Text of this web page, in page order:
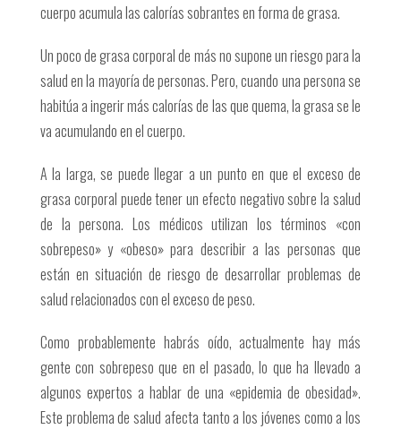
cuerpo acumula las calorías sobrantes en forma de grasa.
Un poco de grasa corporal de más no supone un riesgo para la
salud en la mayoría de personas. Pero, cuando una persona se
habitúa a ingerir más calorías de las que quema, la grasa se le
va acumulando en el cuerpo.
A la larga, se puede llegar a un punto en que el exceso de
grasa corporal puede tener un efecto negativo sobre la salud
de la persona. Los médicos utilizan los términos «con
sobrepeso» y «obeso» para describir a las personas que
están en situación de riesgo de desarrollar problemas de
salud relacionados con el exceso de peso.
Como probablemente habrás oído, actualmente hay más
gente con sobrepeso que en el pasado, lo que ha llevado a
algunos expertos a hablar de una «epidemia de obesidad».
Este problema de salud afecta tanto a los jóvenes como a los